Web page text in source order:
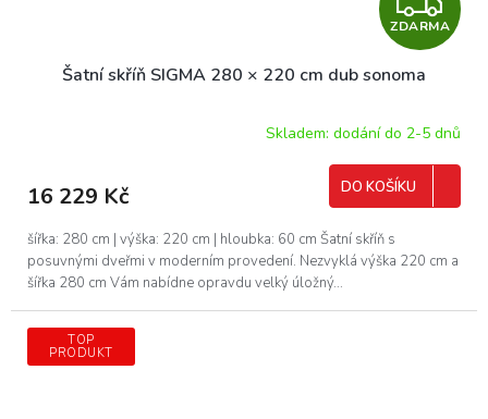
D
R
ZDARMA
Šatní skříň SIGMA 280 × 220 cm dub sonoma
Skladem: dodání do 2-5 dnů
16 229 Kč DO KOŠÍKU
šířka: 280 cm | výška: 220 cm | hloubka: 60 cm Šatní skříň s
posuvnými dveřmi v moderním provedení. Nezvyklá výška 220 cm a
šířka 280 cm Vám nabídne opravdu velký úložný...
TOP
PRODUKT